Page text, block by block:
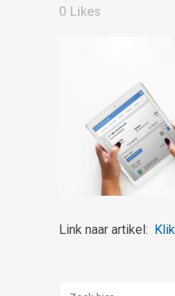
0 Likes
Link naar artikel: